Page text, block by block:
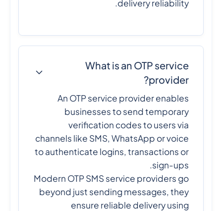
delivery reliability.
What is an OTP service
provider?
An OTP service provider enables
businesses to send temporary
verification codes to users via
channels like SMS, WhatsApp or voice
to authenticate logins, transactions or
sign-ups.
Modern OTP SMS service providers go
beyond just sending messages, they
ensure reliable delivery using